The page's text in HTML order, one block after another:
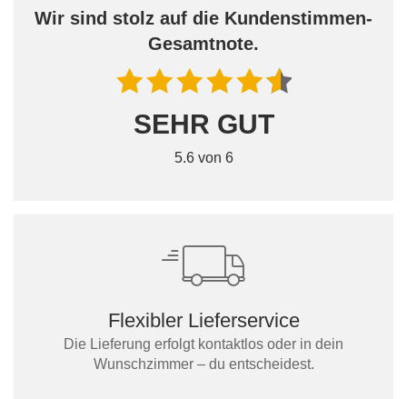
Wir sind stolz auf die Kundenstimmen-
Gesamtnote.
SEHR GUT
5.6 von 6
Flexibler Lieferservice
Die Lieferung erfolgt kontaktlos oder in dein
Wunschzimmer – du entscheidest.